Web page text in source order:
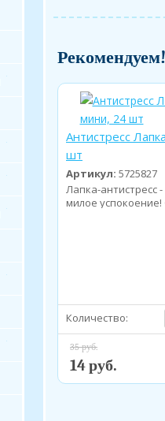
Рекомендуем!
Антистресс
шт
Артикул: 5725827
Лапка-антистресс
милое успокоение!
Количество:
35 руб.
14 руб.